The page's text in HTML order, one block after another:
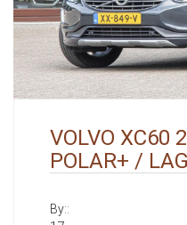
VOLVO XC60
POLAR+ /
By::